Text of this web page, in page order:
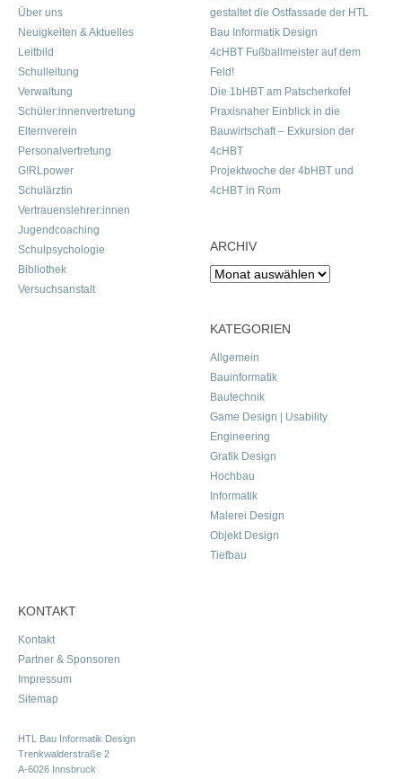
Über uns
Neuigkeiten & Aktuelles
Leitbild
Schulleitung
Verwaltung
Schüler:innenvertretung
Elternverein
Personalvertretung
G!RLpower
Schulärztin
Vertrauenslehrer:innen
Jugendcoaching
Schulpsychologie
Bibliothek
Versuchsanstalt
gestaltet die Ostfassade der HTL
Bau Informatik Design
4cHBT Fußballmeister auf dem
Feld!
Die 1bHBT am Patscherkofel
Praxisnaher Einblick in die
Bauwirtschaft – Exkursion der
4cHBT
Projektwoche der 4bHBT und
4cHBT in Rom
ARCHIV
Archiv
KATEGORIEN
Allgemein
Bauinformatik
Bautechnik
Game Design | Usability
Engineering
Grafik Design
Hochbau
Informatik
Malerei Design
Objekt Design
Tiefbau
KONTAKT
Kontakt
Partner & Sponsoren
Impressum
Sitemap
HTL Bau Informatik Design
Trenkwalderstraße 2
A-6026 Innsbruck